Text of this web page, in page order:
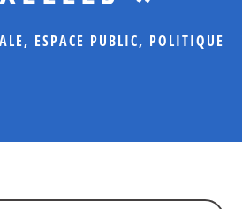
, ESPACE PUBLIC, POLITIQUE